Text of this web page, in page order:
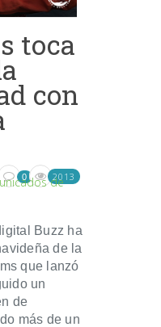
toca
con
de
0 2013
Buzz ha
de la
que lanzó
un
de
más de un